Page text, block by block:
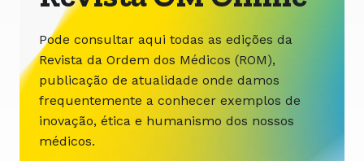
Pode consultar aqui todas as edições da
Revista da Ordem dos Médicos (ROM),
publicação de atualidade onde damos
frequentemente a conhecer exemplos de
inovação, ética e humanismo dos nossos
médicos.